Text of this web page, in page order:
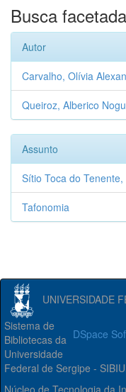
Busca facetada
Autor
Carvalho, Olívia
Queiroz, Alberico
Assunto
Sítio Toca do
Tafonomia
UNIVERSIDADE
DSpace
Sistema de
Bibliotecas da
Universidade
Federal de Sergipe -
Núcleo de Tecnologia da